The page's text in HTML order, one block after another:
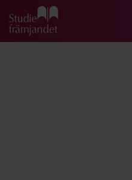
Gå till studiefrämjandets